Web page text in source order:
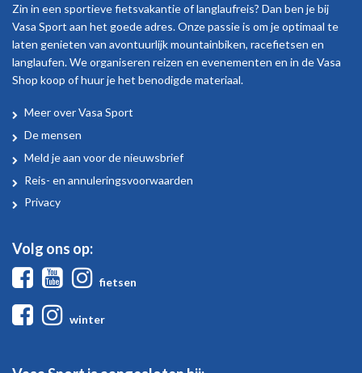
Zin in een sportieve fietsvakantie of langlaufreis? Dan ben je bij
Vasa Sport aan het goede adres. Onze passie is om je optimaal te
laten genieten van avontuurlijk mountainbiken, racefietsen en
langlaufen. We organiseren reizen en evenementen en in de Vasa
Shop koop of huur je het benodigde materiaal.
Over
Vasa
Sport
Meer over Vasa Sport
De mensen
Meld je aan voor de nieuwsbrief
Reis- en annuleringsvoorwaarden
Privacy
Volg ons op:
FacebookYoutube
fietsen
Facebook
winter